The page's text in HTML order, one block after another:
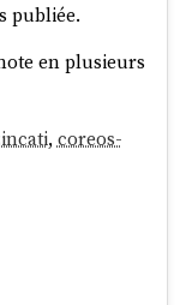
publiée.
en plusieurs
, coreos-